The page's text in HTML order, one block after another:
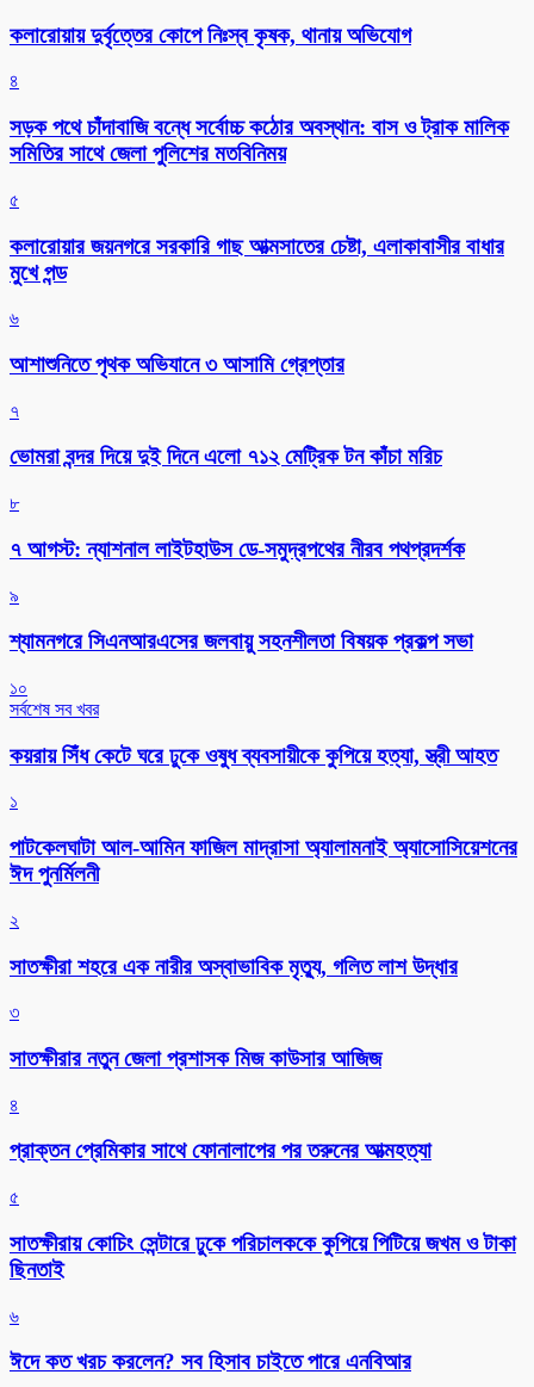
কলারোয়ায় দুর্বৃত্তের কোপে নিঃস্ব কৃষক, থানায় অভিযোগ
৪
সড়ক পথে চাঁদাবাজি বন্ধে সর্বোচ্চ কঠোর অবস্থান: বাস ও ট্রাক মালিক
সমিতির সাথে জেলা পুলিশের মতবিনিময়
৫
কলারোয়ার জয়নগরে সরকারি গাছ আত্মসাতের চেষ্টা, এলাকাবাসীর বাধার
মুখে পন্ড
৬
আশাশুনিতে পৃথক অভিযানে ৩ আসামি গ্রেপ্তার
৭
ভোমরা বন্দর দিয়ে দুই দিনে এলো ৭১২ মেট্রিক টন কাঁচা মরিচ
৮
৭ আগস্ট: ন্যাশনাল লাইটহাউস ডে-সমুদ্রপথের নীরব পথপ্রদর্শক
৯
শ্যামনগরে সিএনআরএসের জলবায়ু সহনশীলতা বিষয়ক প্রকল্প সভা
১০
সর্বশেষ সব খবর
কয়রায় সিঁধ কেটে ঘরে ঢুকে ওষুধ ব্যবসায়ীকে কুপিয়ে হত্যা, স্ত্রী আহত
১
পাটকেলঘাটা আল-আমিন ফাজিল মাদ্রাসা অ্যালামনাই অ্যাসোসিয়েশনের
ঈদ পুনর্মিলনী
২
সাতক্ষীরা শহরে এক নারীর অস্বাভাবিক মৃত্যু, গলিত লাশ উদ্ধার
৩
সাতক্ষীরার নতুন জেলা প্রশাসক মিজ কাউসার আজিজ
৪
প্রাক্তন প্রেমিকার সাথে ফোনালাপের পর তরুনের আত্মহত্যা
৫
সাতক্ষীরায় কোচিং সেন্টারে ঢুকে পরিচালককে কুপিয়ে পিটিয়ে জখম ও টাকা
ছিনতাই
৬
ঈদে কত খরচ করলেন? সব হিসাব চাইতে পারে এনবিআর